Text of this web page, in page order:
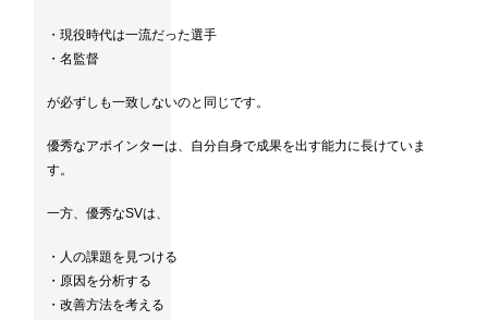
・現役時代は一流だった選手
・名監督
が必ずしも一致しないのと同じです。
優秀なアポインターは、自分自身で成果を出す能力に長けていま
す。
一方、優秀なSVは、
・人の課題を見つける
・原因を分析する
・改善方法を考える